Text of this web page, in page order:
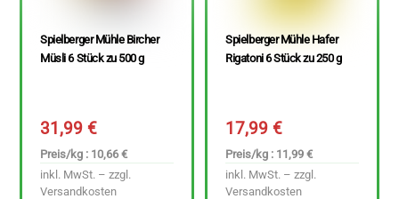
Spielberger Mühle Bircher
Müsli 6 Stück zu 500 g
31,99€
Preis/kg : 10,66 €
inkl. MwSt. – zzgl.
Versandkosten
Spielberger Mühle Hafer
Rigatoni 6 Stück zu 250 g
17,99€
Preis/kg : 11,99 €
inkl. MwSt. – zzgl.
Versandkosten